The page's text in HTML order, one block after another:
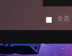
全选